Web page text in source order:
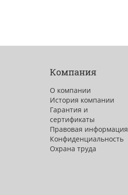
Компания
О компании
История компании
Гарантия и
сертификаты
Правовая информация
Конфиденциальность
Охрана труда